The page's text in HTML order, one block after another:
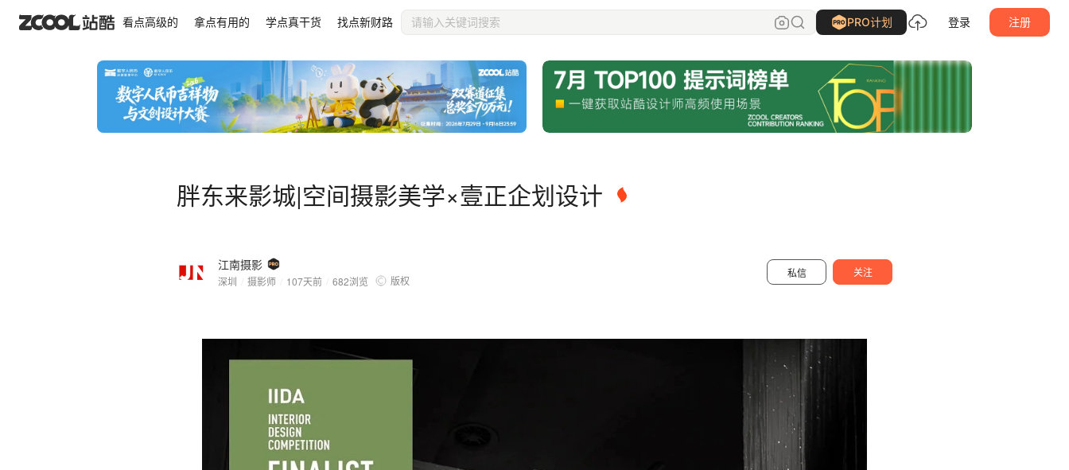
看点高级的 拿点有用的 学点真干货 找点新财路 PRO计划 登录 注册
胖东来影城|空间摄影美学×壹正企划设计
江南摄影
深圳 摄影师 107天前 682浏览 版权
私信 关注
胖东来影城|空间摄影美学×壹正企划设计 江南摄影 关注